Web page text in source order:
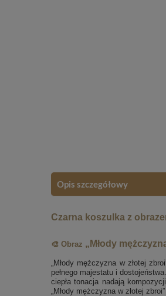
Opis szczegółowy
Czarna koszulka z
🎨 Obraz „Młody
„Młody mężczyzna w złotej
pełnego majestatu i
ciepła tonacja nadają
„Młody mężczyzna w złotej